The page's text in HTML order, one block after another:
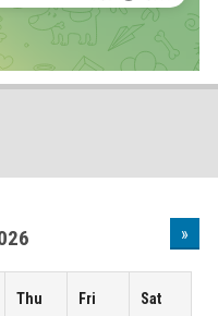
»
Thu Fri Sat